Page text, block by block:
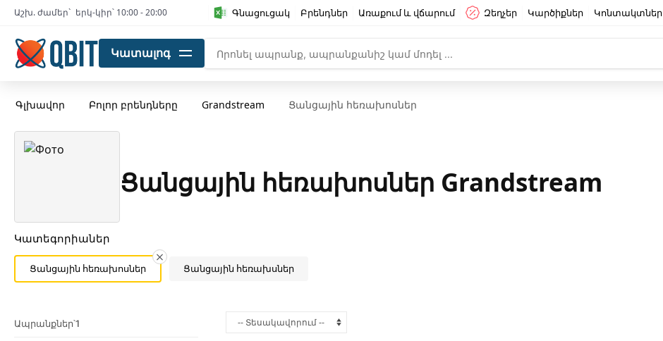
Աշխ. ժամեր` երկ-կիր՝ 10:00 - 20:00 Գնացուցակ Բրենդներ Առաքում և վճարում Զեղչեր Կարծիքներ Կոնտակտներ
Կատալոգ
Գլխավոր Բոլոր բրենդները Grandstream Ցանցային հեռախոսներ
Ցանցային հեռախոսներ Grandstream
Կատեգորիաներ
Ցանցային հեռախոսներ Ցանցային հեռախսներ
Ապրանքներ՝1